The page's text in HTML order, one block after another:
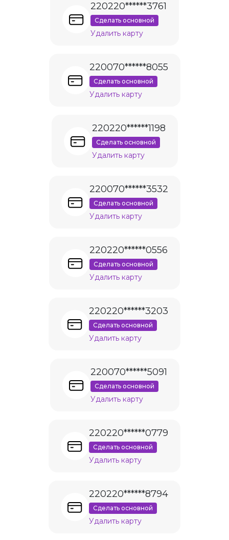
220220******3761
Сделать основной
Удалить карту
220070******8055
Сделать основной
Удалить карту
220220******1198
Сделать основной
Удалить карту
220070******3532
Сделать основной
Удалить карту
220220******0556
Сделать основной
Удалить карту
220220******3203
Сделать основной
Удалить карту
220070******5091
Сделать основной
Удалить карту
220220******0779
Сделать основной
Удалить карту
220220******8794
Сделать основной
Удалить карту